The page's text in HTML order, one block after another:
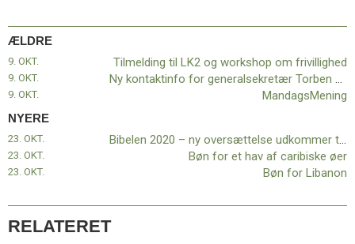
10.0:
Nyheder
11.0:
Kalender
12.0:
Inspiration
13.0:
Værktøjskassen
14.0:
Mission
15.0:
Om
16.0:
Kontakt
Næste
Bibelen
2020
ÆLDRE
9. OKT. Tilmelding til LK2 og workshop om frivillighed
9. OKT. Ny kontaktinfo for generalsekretær Torben Andersen
9. OKT. MandagsMening
NYERE
Bibelen 2020 – ny oversættelse udkommer til marts
23. OKT.
Bøn for et hav af caribiske øer
23. OKT.
Bøn for Libanon
23. OKT.
RELATERET